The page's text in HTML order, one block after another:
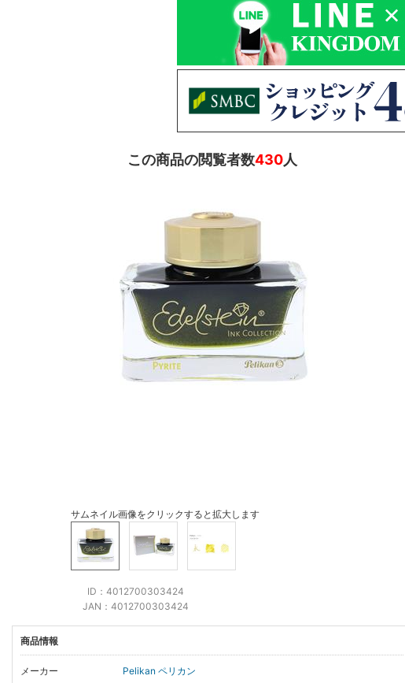
この商品の閲覧者数430人
サムネイル画像をクリックすると拡大します
ID：4012700303424
JAN：4012700303424
商品情報
メーカー
Pelikan ペリカン